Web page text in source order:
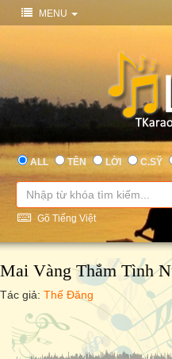
MENU
ALL TÊN LỜI C.SỸ
Gõ Tiếng Việt
Mai Vàng Thắm Tình
Tác giả: Thế Đăng